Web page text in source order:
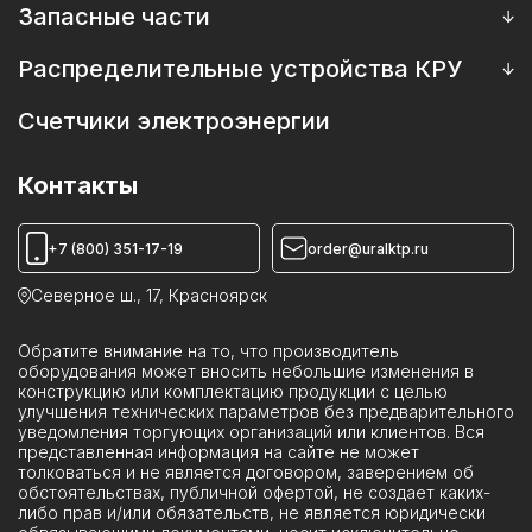
Выключатели масляные
Выключатели элегазовые
Запасные части
Запасные части к трансформаторам
Катушки к выключателям, приводам
Распределительные устройства КРУ
Камеры КСО
Камеры ИКВН
Реклоузеры ПСС
Ячейки ЯКНО
Счетчики электроэнергии
Контакты
+7 (800) 351-17-19 order@uralktp.ru
Северное ш., 17, Красноярск
Обратите внимание на то, что производитель
оборудования может вносить небольшие изменения в
конструкцию или комплектацию продукции с целью
улучшения технических параметров без предварительного
уведомления торгующих организаций или клиентов. Вся
представленная информация на сайте не может
толковаться и не является договором, заверением об
обстоятельствах, публичной офертой, не создает каких-
либо прав и/или обязательств, не является юридически